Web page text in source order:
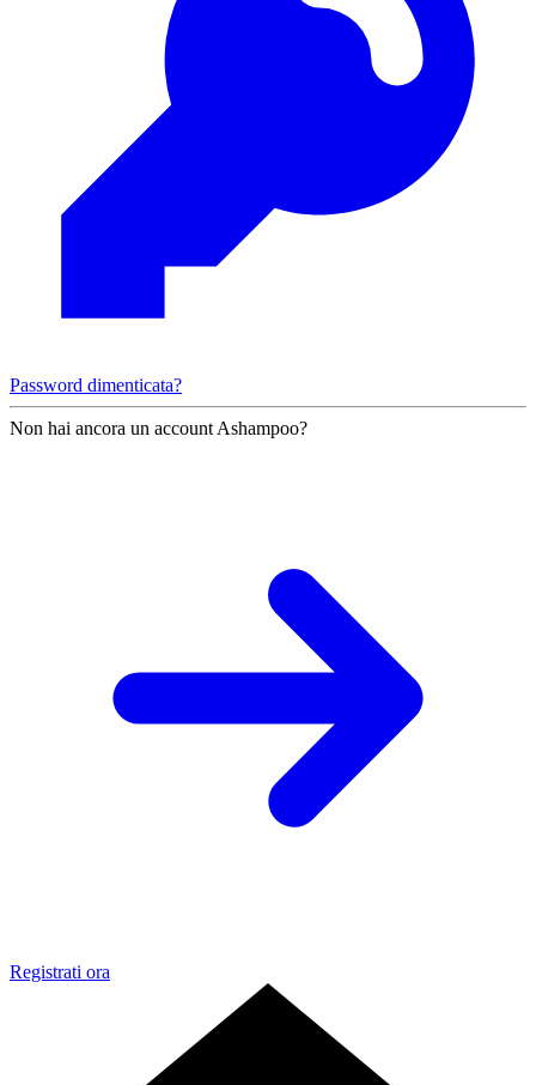
Password dimenticata?
Non hai ancora un account Ashampoo?
Registrati ora